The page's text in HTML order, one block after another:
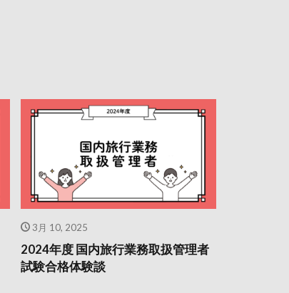
3月 10, 2025
2024年度 国内旅行業務取扱管理者
試験合格体験談